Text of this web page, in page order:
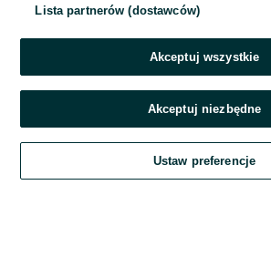
Odświeżono dnia 04 sierpnia 2026
Szukaj Obserwujesz Dodaj
Lista partnerów (dostawców)
Akceptuj wszystkie
Akceptuj niezbędne
Ustaw preferencje